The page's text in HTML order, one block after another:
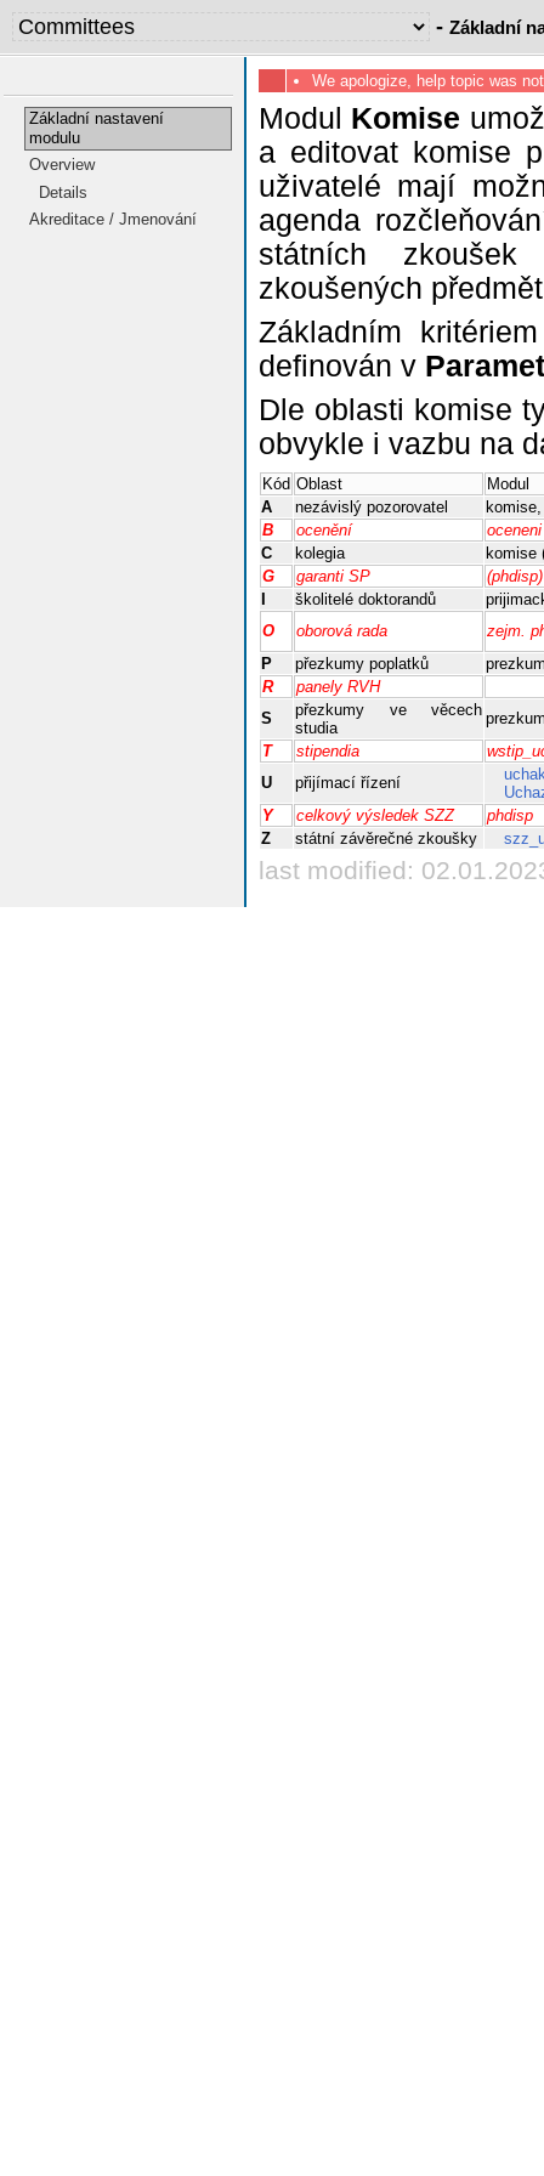
- Základní
Základní nastavení
modulu
Overview
Details
Akreditace / Jmenování
We apologize, help topic was
Modul Komise
a editovat komise
uživatelé mají
agenda
státních
zkoušených
Základním
definován v
Dle oblasti komise
obvykle i vazbu na
Kód Oblast
Modul
A
nezávislý pozorovatel
B
ocenění
oceneni
C
kolegia
komise
G
garanti SP
(phdisp)
školitelé doktorandů
O
oborová rada
zejm.
P
přezkumy poplatků
R
panely RVH
S
přezkumy ve věcech
studia
T
stipendia
U
přijímací řízení
Y
celkový výsledek SZZ
phdisp
Z
státní závěrečné zkoušky
last modified: